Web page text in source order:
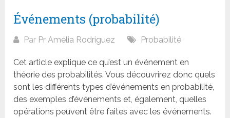
Événements (probabilité)
Par Pr Amélia Rodriguez Probabilité
Cet article explique ce qu’est un événement en
théorie des probabilités. Vous découvrirez donc quels
sont les différents types d’événements en probabilité,
des exemples d’événements et, également, quelles
opérations peuvent être faites avec les événements.